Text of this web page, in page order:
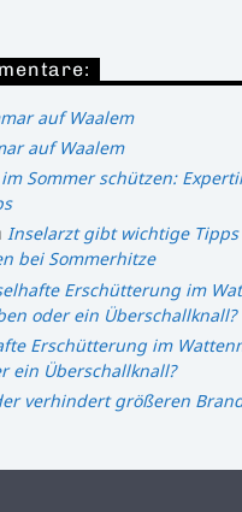
auf Waalem
auf Waalem
Sommer schützen:
Inselarzt gibt wichtige
bei Sommerhitze
Erschütterung im
oder ein Überschallknall?
Erschütterung im
ein Überschallknall?
verhindert größeren